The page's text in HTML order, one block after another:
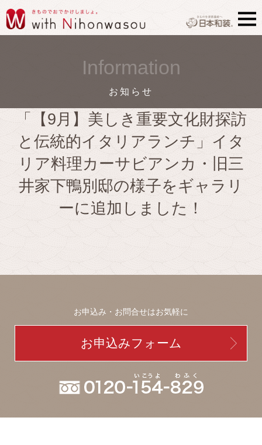
Information
お知らせ
「【9月】美しき重要文化財探訪
と伝統的イタリアランチ」イタ
リア料理カーサビアンカ・旧三
井家下鴨別邸の様子をギャラリ
ーに追加しました！
お申込み・お問合せはお気軽に
お申込みフォーム